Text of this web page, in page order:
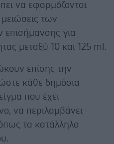
να εφαρμόζονται
των
επισήμανσης για
μεταξύ 10 και 125 ml.
επίσης την
κάθε δημόσια
που έχει
να περιλαμβάνει
τα κατάλληλα